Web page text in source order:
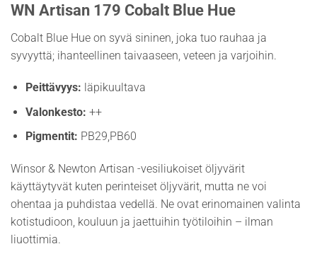
WN Artisan 179 Cobalt Blue Hue
Cobalt Blue Hue on syvä sininen, joka tuo rauhaa ja
syvyyttä; ihanteellinen taivaaseen, veteen ja varjoihin.
Peittävyys: läpikuultava
Valonkesto: ++
Pigmentit: PB29,PB60
Winsor & Newton Artisan -vesiliukoiset öljyvärit
käyttäytyvät kuten perinteiset öljyvärit, mutta ne voi
ohentaa ja puhdistaa vedellä. Ne ovat erinomainen valinta
kotistudioon, kouluun ja jaettuihin työtiloihin – ilman
liuottimia.